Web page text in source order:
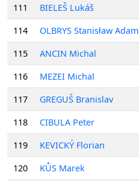
111
BIELEŠ Lukáš
114
OLBRYS Stanisław Adam
115
ANCIN Michal
116
MEZEI Michal
117
GREGUŠ Branislav
118
CIBULA Peter
119
KEVICKÝ Florian
120
KŮS Marek